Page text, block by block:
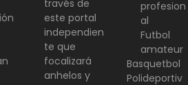
través de
este portal
independien
te que
focalizará
anhelos y
profesion
al
Futbol
amateur
Basquetbol
Polideportiv